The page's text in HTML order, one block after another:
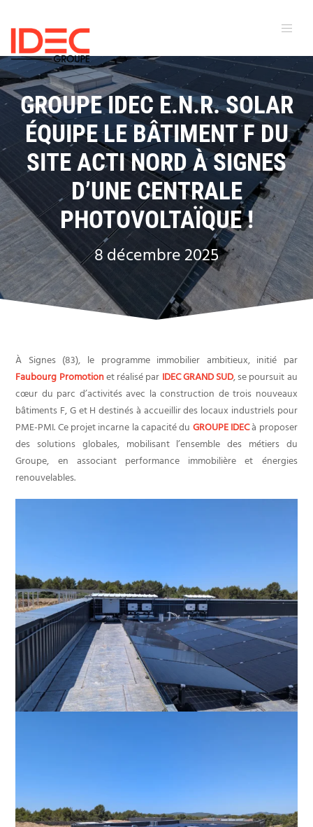
GROUPE IDEC E.N.R. SOLAR
ÉQUIPE LE BÂTIMENT F DU
SITE ACTI NORD À SIGNES
D’UNE CENTRALE
PHOTOVOLTAÏQUE !
8 décembre 2025
À Signes (83), le programme immobilier ambitieux, initié par
Faubourg Promotionet réalisé par IDEC GRAND SUD, se poursuit au
cœur du parc d’activités avec la construction de trois nouveaux
bâtiments F, G et H destinés à accueillir des locaux industriels pour
PME-PMI. Ce projet incarne la capacité du GROUPE IDECà proposer
des solutions globales, mobilisant l’ensemble des métiers du
Groupe, en associant performance immobilière et énergies
renouvelables.